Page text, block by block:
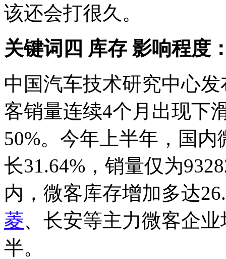
该还会打很久。
关键词四 库存 影响程
中国汽车技术研究中心
客销量连续4个月出现下
50%。今年上半年，国
长31.64%，销量仅为
内，微客库存增加多达
菱、长安等主力微客企
半。